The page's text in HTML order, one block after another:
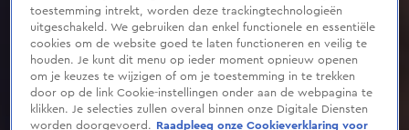
toestemming intrekt, worden deze trackingtechnologieën
uitgeschakeld. We gebruiken dan enkel functionele en essentiële
cookies om de website goed te laten functioneren en veilig te
houden. Je kunt dit menu op ieder moment opnieuw openen
om je keuzes te wijzigen of om je toestemming in te trekken
door op de link Cookie-instellingen onder aan de webpagina te
klikken. Je selecties zullen overal binnen onze Digitale Diensten
worden doorgevoerd.
Raadpleeg onze Cookieverklaring voor